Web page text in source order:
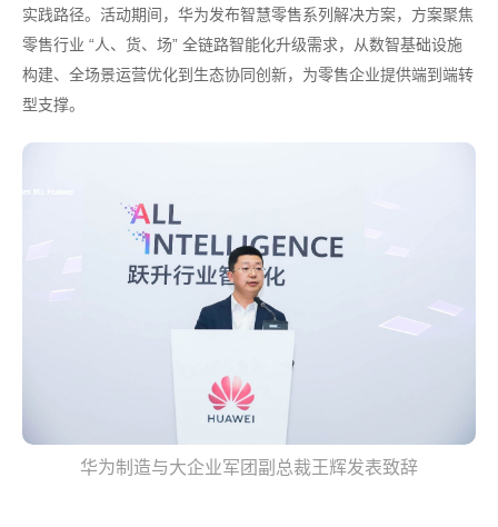
实践路径。活动期间，华为发布智慧零售系列解决方案，方案聚焦
零售行业 “人、货、场” 全链路智能化升级需求，从数智基础设施
构建、全场景运营优化到生态协同创新，为零售企业提供端到端转
型支撑。
华为制造与大企业军团副总裁王辉发表致辞